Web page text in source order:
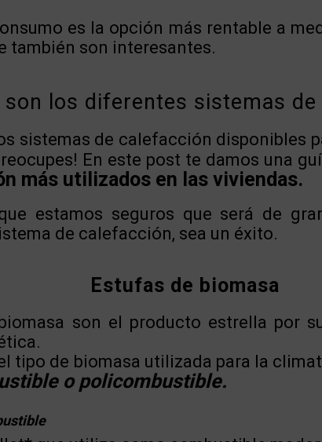
es la opción más rentable a
también son interesantes.
son los diferentes sistemas
sistemas de calefacción disponibles
En este post te damos una
más utilizados en las viviendas.
estamos seguros que será de
de calefacción, sea un éxito.
Estufas de biomasa
son el producto estrella por
tipo de biomasa utilizada para la
o policombustible.